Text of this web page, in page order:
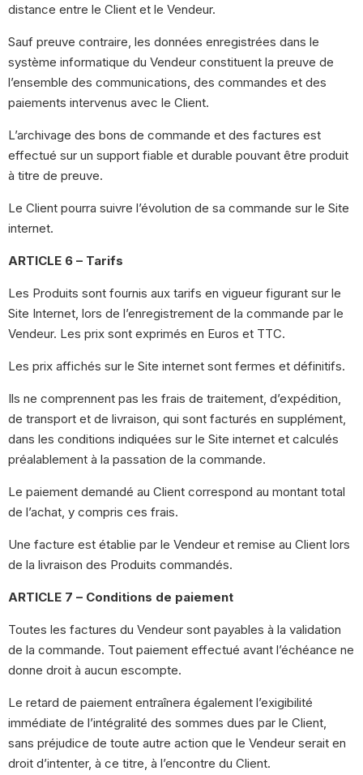
distance entre le Client et le Vendeur.
Sauf preuve contraire, les données enregistrées dans le
système informatique du Vendeur constituent la preuve de
l’ensemble des communications, des commandes et des
paiements intervenus avec le Client.
L’archivage des bons de commande et des factures est
effectué sur un support fiable et durable pouvant être produit
à titre de preuve.
Le Client pourra suivre l’évolution de sa commande sur le Site
internet.
ARTICLE 6 – Tarifs
Les Produits sont fournis aux tarifs en vigueur figurant sur le
Site Internet, lors de l’enregistrement de la commande par le
Vendeur. Les prix sont exprimés en Euros et TTC.
Les prix affichés sur le Site internet sont fermes et définitifs.
Ils ne comprennent pas les frais de traitement, d’expédition,
de transport et de livraison, qui sont facturés en supplément,
dans les conditions indiquées sur le Site internet et calculés
préalablement à la passation de la commande.
Le paiement demandé au Client correspond au montant total
de l’achat, y compris ces frais.
Une facture est établie par le Vendeur et remise au Client lors
de la livraison des Produits commandés.
ARTICLE 7 – Conditions de paiement
Toutes les factures du Vendeur sont payables à la validation
de la commande. Tout paiement effectué avant l’échéance ne
donne droit à aucun escompte.
Le retard de paiement entraînera également l’exigibilité
immédiate de l’intégralité des sommes dues par le Client,
sans préjudice de toute autre action que le Vendeur serait en
droit d’intenter, à ce titre, à l’encontre du Client.